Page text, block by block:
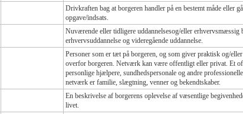
Drivkraften bag at borgeren handler på en bestemt måde eller
opgave/indsats.
Nuværende eller tidligere uddannelsesog/eller erhvervsmæssig
erhvervsuddannelse og videregående uddannelse.
Personer som er tæt på borgeren, og som giver praktisk og/
overfor borgeren. Netværk kan være offentligt eller privat. Et
personlige hjælpere, sundhedspersonale og andre
netværk er familie, slægtning, venner og bekendtskaber.
En beskrivelse af borgerens oplevelse af væsentlige
livet.